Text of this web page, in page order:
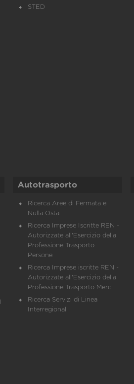
STED
Autotrasporto
Ricerca Aree di Fermata e
Nulla Osta
Ricerca Imprese Iscritte REN -
Autorizzate all'Esercizio della
Professione Trasporto
Persone
Ricerca Imprese iscritte REN -
Autorizzate all'Esercizio della
Professione Trasporto Merci
Ricerca Servizi di Linea
Interregionali